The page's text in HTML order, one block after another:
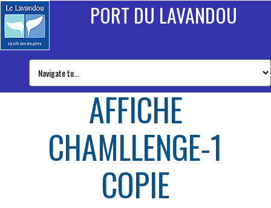
PORT DU LAVANDOU
AFFICHE
CHAMLLENGE-1
COPIE